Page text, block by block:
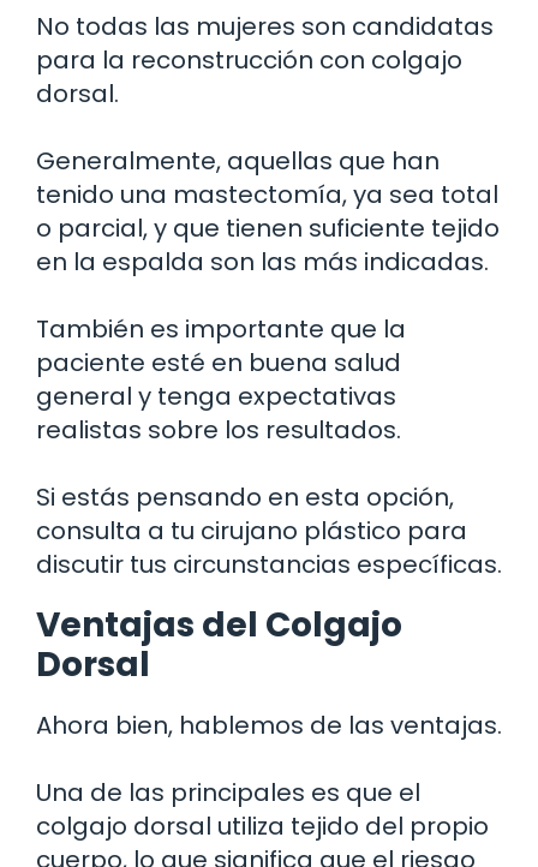
No todas las mujeres son candidatas
para la reconstrucción con colgajo
dorsal.
Generalmente, aquellas que han
tenido una mastectomía, ya sea total
o parcial, y que tienen suficiente tejido
en la espalda son las más indicadas.
También es importante que la
paciente esté en buena salud
general y tenga expectativas
realistas sobre los resultados.
Si estás pensando en esta opción,
consulta a tu cirujano plástico para
discutir tus circunstancias específicas.
Ventajas del Colgajo
Dorsal
Ahora bien, hablemos de las ventajas.
Una de las principales es que el
colgajo dorsal utiliza tejido del propio
cuerpo, lo que significa que el riesgo